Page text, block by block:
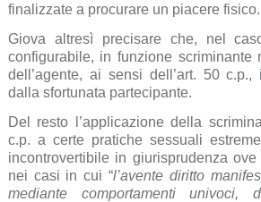
finalizzate a procurare un piacere fisico.
Giova altresì precisare che, nel
configurabile, in funzione scriminante
dell’agente, ai sensi dell’art. 50
dalla sfortunata partecipante.
Del resto l’applicazione della
c.p. a certe pratiche sessuali
incontrovertibile in giurisprudenza
nei casi in cui “l’avente diritto
mediante comportamenti